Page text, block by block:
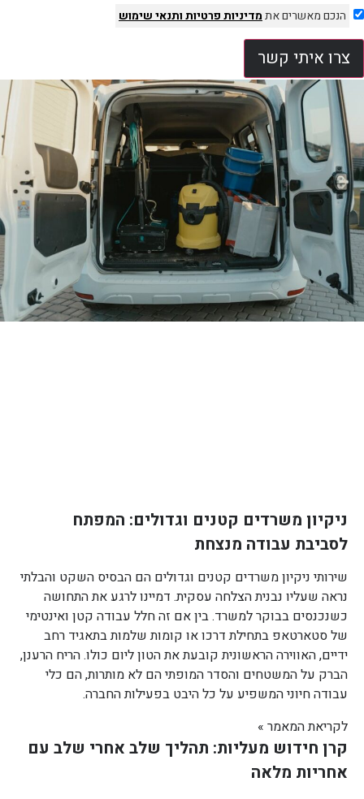
הנכם מאשרים אתמדיניות פרטיותותנאי שימוש
צרו איתי קשר
ניקיון משרדים קטנים וגדולים: המפתח
לסביבת עבודה מנצחת
שירותי ניקיון משרדים קטנים וגדולים הם הבסיס השקט והבלתי
נראה שעליו נבנית הצלחה עסקית. דמיינו לרגע את התחושה
כשנכנסים בבוקר למשרד. בין אם זה חלל עבודה קטן ואינטימי
של סטארטאפ בתחילת דרכו או קומות שלמות בתאגיד רחב
ידיים, האווירה הראשונית קובעת את הטון ליום כולו. הריח הרענן,
הברק על המשטחים והסדר המופתי הם לא מותרות, הם כלי
עבודה חיוני המשפיע על כל היבט בפעילות החברה.
לקריאת המאמר »
קרן חידוש מעליות: תהליך שלב אחרי שלב עם
אחריות מלאה